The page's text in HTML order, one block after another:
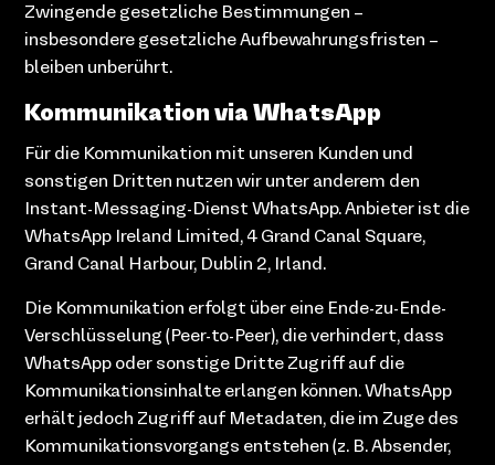
Zwingende gesetzliche Bestimmungen –
insbesondere gesetzliche Aufbewahrungsfristen –
bleiben unberührt.
Kommunikation via WhatsApp
Für die Kommunikation mit unseren Kunden und
sonstigen Dritten nutzen wir unter anderem den
Instant-Messaging-Dienst WhatsApp. Anbieter ist die
WhatsApp Ireland Limited, 4 Grand Canal Square,
Grand Canal Harbour, Dublin 2, Irland.
Die Kommunikation erfolgt über eine Ende-zu-Ende-
Verschlüsselung (Peer-to-Peer), die verhindert, dass
WhatsApp oder sonstige Dritte Zugriff auf die
Kommunikationsinhalte erlangen können. WhatsApp
erhält jedoch Zugriff auf Metadaten, die im Zuge des
Kommunikationsvorgangs entstehen (z. B. Absender,